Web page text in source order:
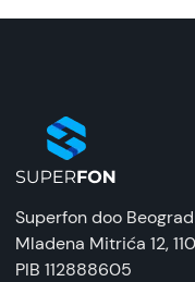
Superfon doo Beograd
Mladena Mitrića 12,
PIB 112888605